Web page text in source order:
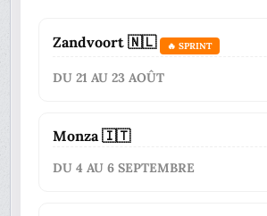
Zandvoort 🇳🇱 🔥 SPRINT
DU 21 AU 23 AOÛT
Monza 🇮🇹
DU 4 AU 6 SEPTEMBRE